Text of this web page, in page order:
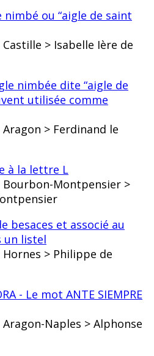
ou “aigle de saint
> Isabelle Ière de
nimbée dite “aigle de
utilisée comme
> Ferdinand le
à la lettre L
Bourbon-Montpensier >
besaces et associé au
un listel
Hornes > Philippe de
- Le mot ANTE SIEMPRE
Naples > Alphonse